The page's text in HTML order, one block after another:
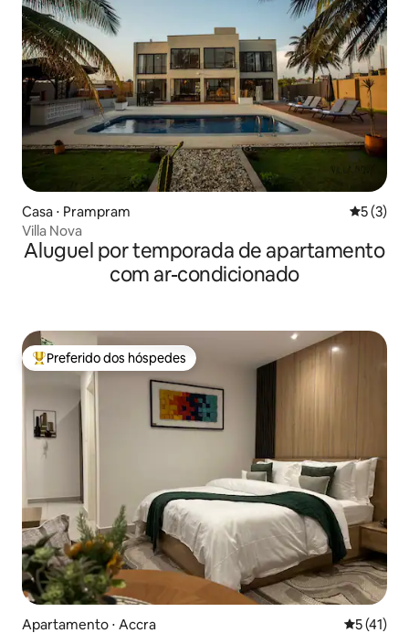
Casa ⋅ Prampram 5 de
5 (3)
Villa Nova
Aluguel por temporada de apartamento
com ar-condicionado
Entre os melhores preferidos dos hóspedes
Preferido dos hóspedes
Apartamento ⋅ Accra 5 de uma
5 (41)